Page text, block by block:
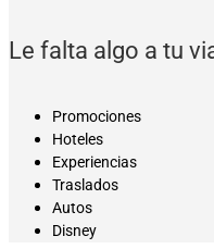
Le falta algo a tu
Promociones
Hoteles
Experiencias
Traslados
Autos
Disney